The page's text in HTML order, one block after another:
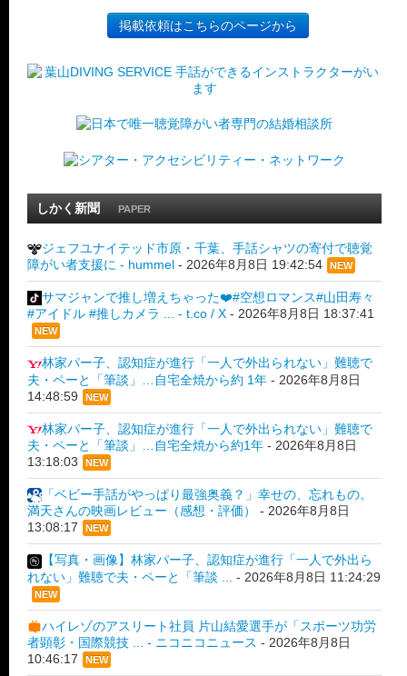
掲載依頼はこちらのページから
しかく新聞 PAPER
ジェフユナイテッド市原・千葉、手話シャツの寄付で聴覚
障がい者支援に - hummel - 2026年8月8日 19:42:54 NEW
サマジャンで推し増えちゃった❤️#空想ロマンス#山田寿々
#アイドル #推しカメラ ... - t.co / X - 2026年8月8日 18:37:41
NEW
林家パー子、認知症が進行「一人で外出られない」難聴で
夫・ペーと「筆談」…自宅全焼から約 1年 - 2026年8月8日
14:48:59
NEW
林家パー子、認知症が進行「一人で外出られない」難聴で
夫・ペーと「筆談」…自宅全焼から約1年 - 2026年8月8日
13:18:03
NEW
「ベビー手話がやっぱり最強奥義？」幸せの、忘れもの。
満天さんの映画レビュー（感想・評価）
- 2026年8月8日
13:08:17
NEW
【写真・画像】林家パー子、認知症が進行「一人で外出ら
れない」難聴で夫・ペーと「筆談 ...
- 2026年8月8日 11:24:29
NEW
ハイレゾのアスリート社員 片山結愛選手が「スポーツ功労
者顕彰・国際競技 ... - ニコニコニュース - 2026年8月8日
10:46:17
NEW